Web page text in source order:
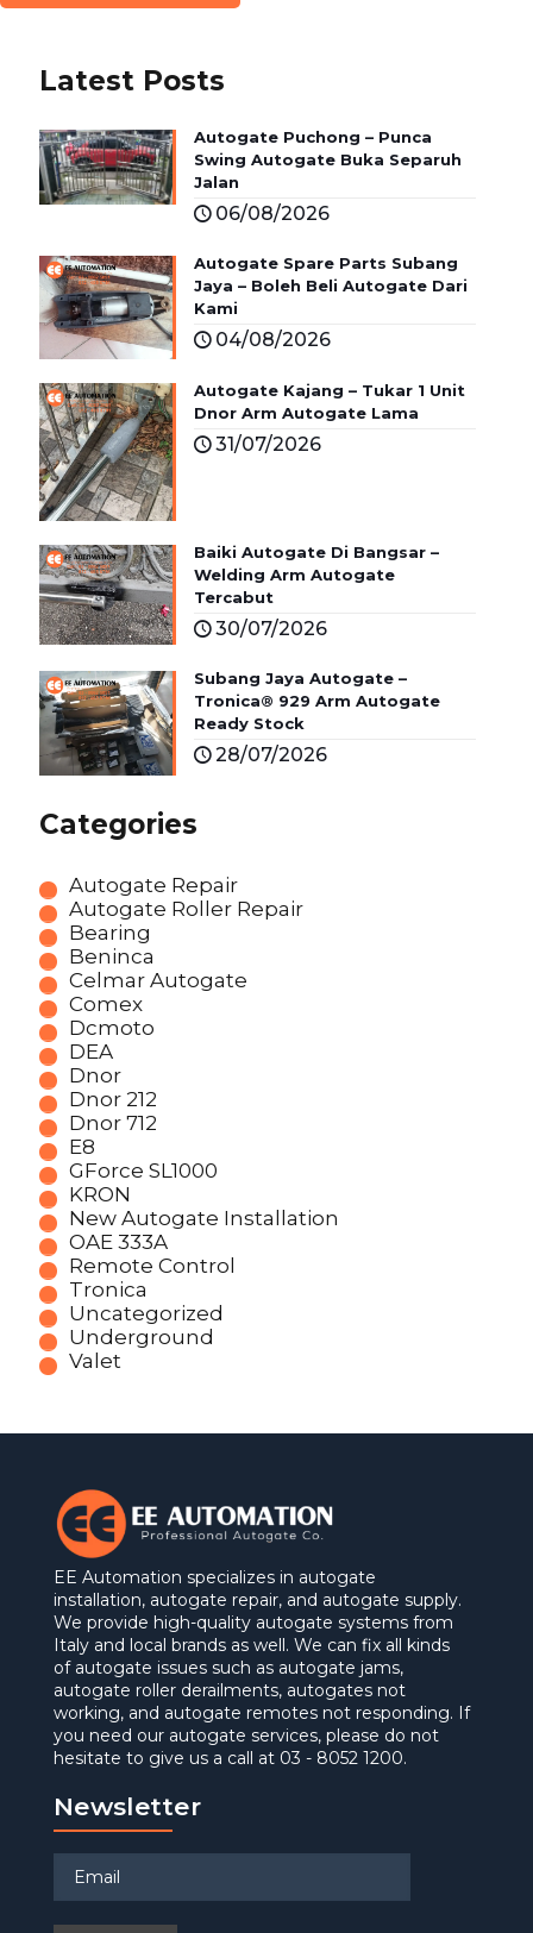
Latest Posts
Autogate Puchong – Punca
Swing Autogate Buka Separuh
Jalan
06/08/2026
Autogate Spare Parts Subang
Jaya – Boleh Beli Autogate Dari
Kami
04/08/2026
Autogate Kajang – Tukar 1 Unit
Dnor Arm Autogate Lama
31/07/2026
Baiki Autogate Di Bangsar –
Welding Arm Autogate
Tercabut
30/07/2026
Subang Jaya Autogate –
Tronica® 929 Arm Autogate
Ready Stock
28/07/2026
Categories
Autogate Repair
Autogate Roller Repair
Bearing
Beninca
Celmar Autogate
Comex
Dcmoto
DEA
Dnor
Dnor 212
Dnor 712
E8
GForce SL1000
KRON
New Autogate Installation
OAE 333A
Remote Control
Tronica
Uncategorized
Underground
Valet
EE Automation specializes in autogate
installation, autogate repair, and autogate supply.
We provide high-quality autogate systems from
Italy and local brands as well. We can fix all kinds
of autogate issues such as autogate jams,
autogate roller derailments, autogates not
working, and autogate remotes not responding. If
you need our autogate services, please do not
hesitate to give us a call at 03 - 8052 1200.
Newsletter